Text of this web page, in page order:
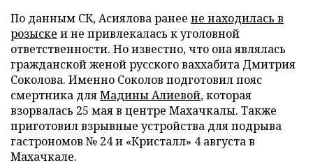
По данным СК, Асиялова ранее не находилась в
розыске и не привлекалась к уголовной
ответственности. Но известно, что она являлась
гражданской женой русского ваххабита Дмитрия
Соколова. Именно Соколов подготовил пояс
смертника дляМадины Алиевой, которая
взорвалась 25 мая в центре Махачкалы. Также
приготовил взрывные устройства для подрыва
гастрономов № 24 и «Кристалл» 4 августа в
Махачкале.